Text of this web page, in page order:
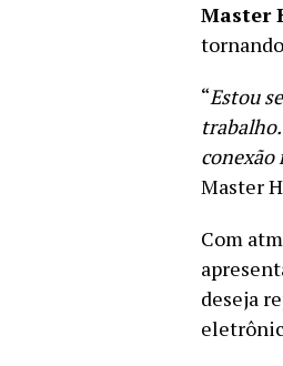
Master
“Estou
conexão
Master
Com
deseja